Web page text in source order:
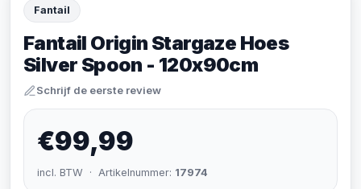
Fantail
Fantail Origin Stargaze Hoes
Silver Spoon - 120x90cm
Schrijf de eerste review
€99,99
incl. BTW · Artikelnummer: 17974